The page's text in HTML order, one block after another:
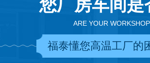
您厂房车间
ARE YOUR
福泰懂您高温工厂的